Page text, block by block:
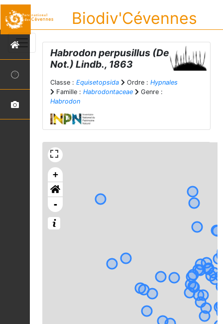
Biodiv'Cévennes
Habrodon perpusillus (De
Not.) Lindb., 1863
Classe : Equisetopsida Ordre : Hypnales
Famille : Habrodontaceae
Genre :
Habrodon
+
-